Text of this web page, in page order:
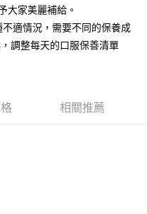
或監護人之同意方可使用
別帳號之用戶狀況，依本公司即
費
查看運費
大家美麗補給。
適情況，需要不同的保養成
調整每天的口服保善清單
相關推薦